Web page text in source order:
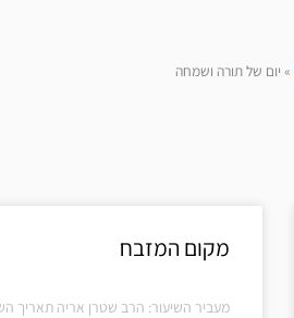
» יום של תורה ושמחה
מקום המזבח
מעביר השיעור: הרב שטרן אריה תאריך